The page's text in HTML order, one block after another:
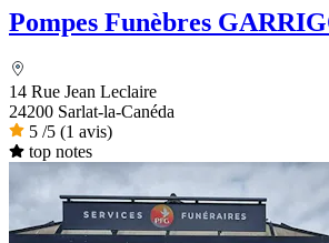
Pompes Funèbres
14 Rue Jean Leclaire
24200 Sarlat-la-Canéda
5 /5 (1 avis)
top notes